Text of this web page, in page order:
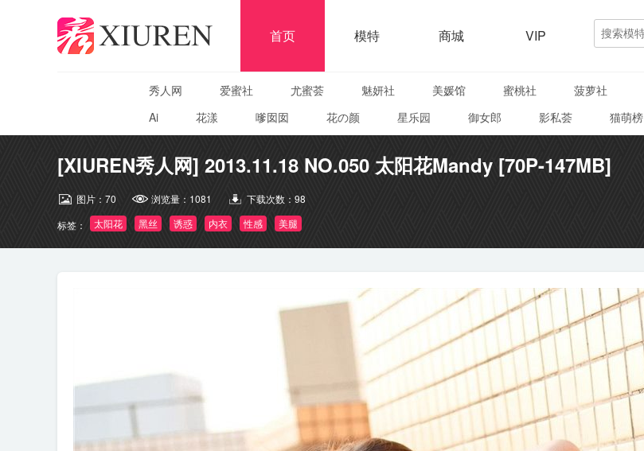
首页 模特 商城 VIP
秀人网 爱蜜社 尤蜜荟 魅妍社 美媛馆 蜜桃社 菠萝社
Ai
花漾 嗲囡囡 花の颜 星乐园 御女郎 影私荟 猫萌榜
[XIUREN秀人网] 2013.11.18 NO.050 太阳花Mandy [70P-147MB]
图片： 70 浏览量： 1081 下载次数： 98
标签：
太阳花 黑丝 诱惑 内衣 性感 美腿